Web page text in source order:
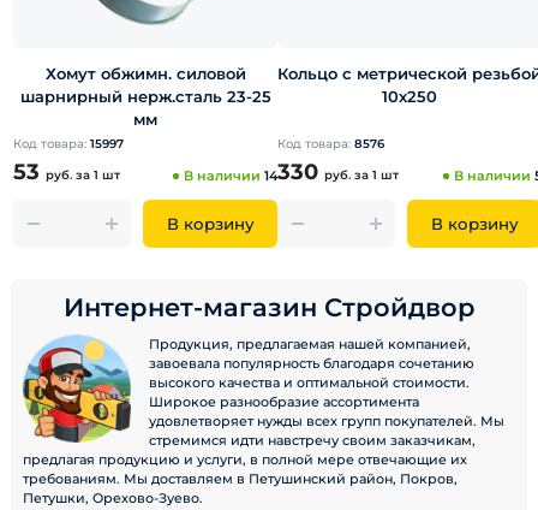
Хомут обжимн. силовой
шарнирный нерж.сталь 23-25
мм
Код товара: 15997
53 руб. за 1 шт В наличии 14
В корзину
Кольцо с метрической
10х250
Код товара: 8576
330 руб. за 1 шт В наличии
В корзину
Интернет-магазин Стройдвор
Продукция, предлагаемая нашей компанией,
завоевала популярность благодаря сочетанию
высокого качества и оптимальной стоимости.
Широкое разнообразие ассортимента
удовлетворяет нужды всех групп покупателей. Мы
стремимся идти навстречу своим заказчикам,
предлагая продукцию и услуги, в полной мере отвечающие их
требованиям. Мы доставляем в Петушинский район, Покров,
Петушки, Орехово-Зуево.